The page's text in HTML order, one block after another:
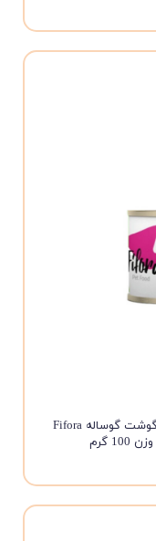
کنسرو غذای سگ نژاد کوچک فیفورا با طعم گوشت گوساله Fifora